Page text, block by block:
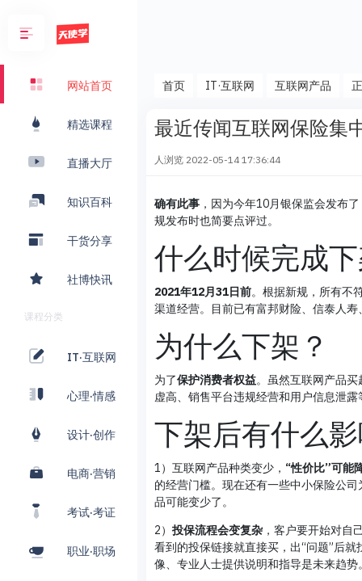
网站首页
精选课程
直播大厅
知识百科
干货分享
社博快讯
课程分类
IT·互联网
心理·情感
设计·创作
电商·营销
考试·考证
职业·职场
首页 IT·互联网 互联网产品
最近传闻互联网保险集
人浏览 2022-05-14 17:36:44
确有此事 ，因为今年10月银保监会发布
规发布时也简要点评过。
什么时候完成
2021年12月31日前。根据新规，所有不
渠道经营。目前已有富邦财险、信泰人
为什么下架？
为了保护消费者权益。虽然互联网产品
虚高、销售平台违规经营和用户信息泄露
下架后有什么
1）互联网产品种类变少， “性价比”可能
的经营门槛。现在还有一些中小保险公
品可能变少了。
2） 投保流程会变复杂 ，客户要开始对自
看到的投保链接就直接买，出“问题”后
像、专业人士提供说明和指导是未来趋势